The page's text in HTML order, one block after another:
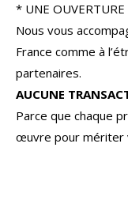
* UNE
Nous vous
France comme à
partenaires.
AUCUNE
Parce que chaque
œuvre pour mériter